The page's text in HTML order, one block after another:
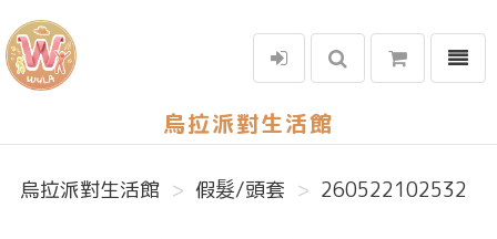
烏拉派對生活館
選單
烏拉派對生活館 假髮/頭套 260522102532